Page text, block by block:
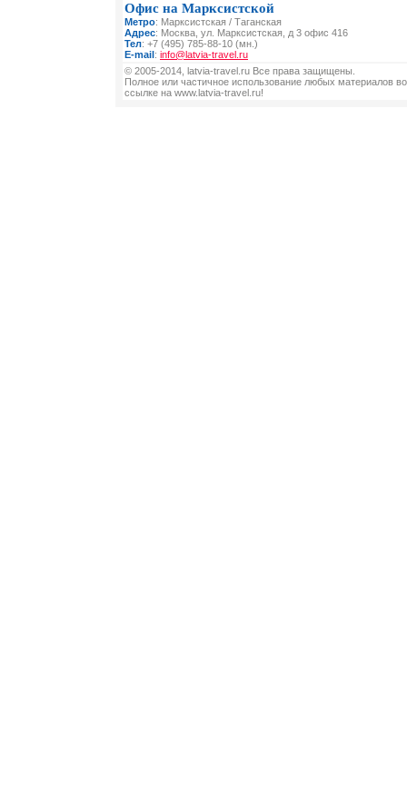
Офис на Марксистской
Метро: Марксистская / Таганская
Адрес: Москва, ул. Марксистская, д 3 офис 416
Тел: +7 (495) 785-88-10 (мн.)
E-mail: info@latvia-travel.ru
© 2005-2014, latvia-travel.ru Все права защищены.
Полное или частичное использование любых материалов
ссылке на www.latvia-travel.ru!